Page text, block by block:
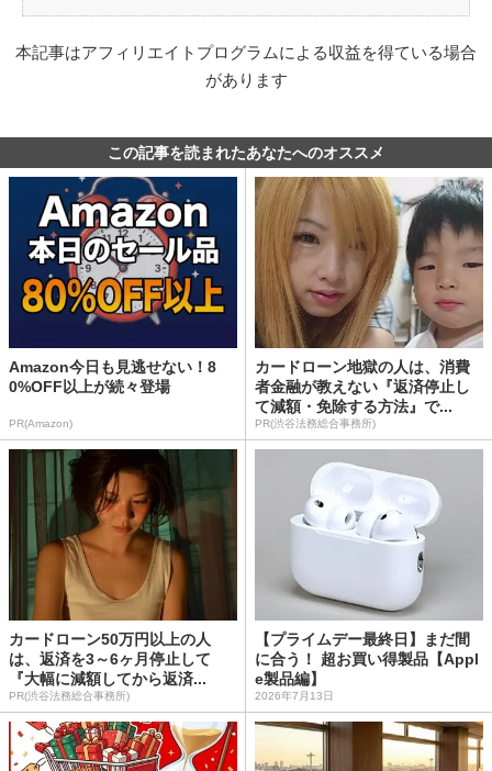
本記事はアフィリエイトプログラムによる収益を得ている場合
があります
この記事を読まれたあなたへのオススメ
Amazon今日も見逃せない！8
0%OFF以上が続々登場
PR(Amazon)
カードローン地獄の人は、消費
者金融が教えない『返済停止し
て減額・免除する方法』で...
PR(渋谷法務総合事務所)
カードローン50万円以上の人
は、返済を3～6ヶ月停止して
『大幅に減額してから返済...
PR(渋谷法務総合事務所)
【プライムデー最終日】まだ間
に合う！ 超お買い得製品【Appl
e製品編】
2026年7月13日